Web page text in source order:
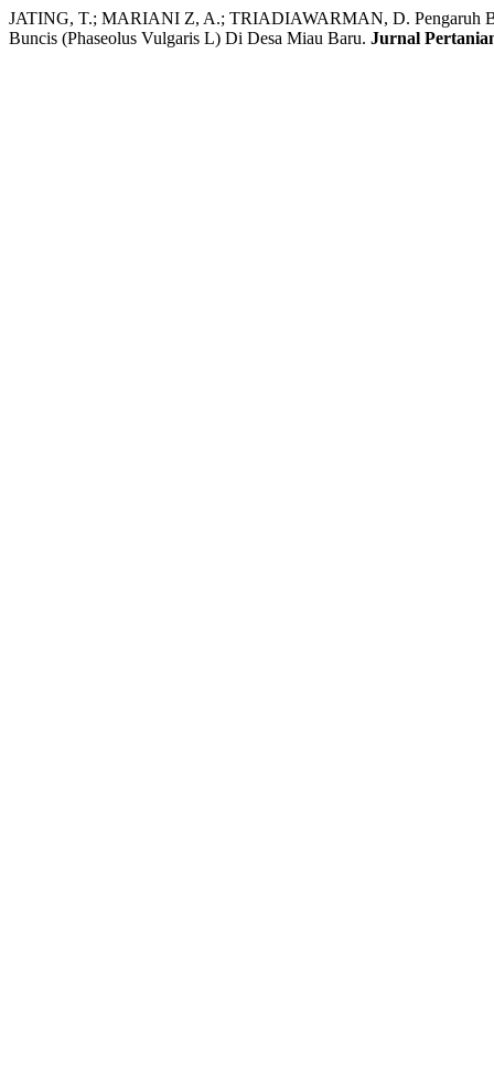
JATING, T.; MARIANI Z, A.; TRIADIAWARMAN, D. Pengaruh
Buncis (Phaseolus Vulgaris L) Di Desa Miau Baru. Jurnal